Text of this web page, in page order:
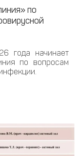
по
года начинает
по вопросам